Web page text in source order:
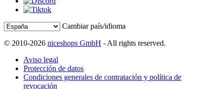
Cambiar país/idioma
© 2010-2026 niceshops GmbH - All rights reserved.
Aviso legal
Protección de datos
Condiciones generales de contratación y política de
revocación